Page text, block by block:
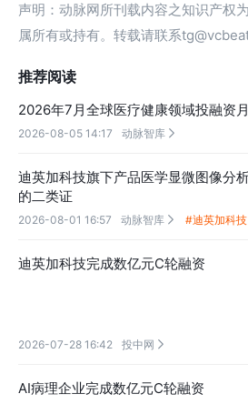
声明：动脉网所刊载内容之知识产权
属所有或持有。转载请联系
推荐阅读
2026年7月全球医疗健康领域投融资
2026-08-05 14:17 动脉智库 
迪英加科技旗下产品医学显微图像分
的二类证
2026-08-01 16:57 动脉智库  #迪英加科技
迪英加科技完成数亿元C轮融资
2026-07-28 16:42 投中网 
AI病理企业完成数亿元C轮融资